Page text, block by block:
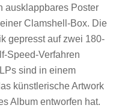
ausklappbares Poster
Clamshell-Box. Die
gepresst auf zwei 180-
Speed-Verfahren
sind in einem
künstlerische Artwork
Album entworfen hat.